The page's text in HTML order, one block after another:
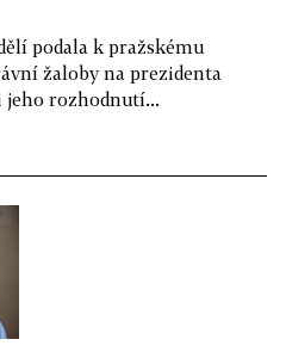
podala k pražskému
žaloby na prezidenta
jeho rozhodnutí...